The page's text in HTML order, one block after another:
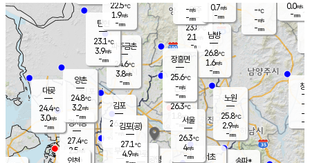
양주
23.8℃
2.1
-mm
경서동
27.4℃
2.5 m/s
-mm
파주금촌
24.6℃
3.8m/s
-mm
-℃
-m/s
-mm
대곶
24.4℃
3.0m/s
-mm
창
-
-m/
-
탄현
23.1℃
3.9m/s
-mm
0.0m/s
-mm
김포
26.6℃
-m/s
mm
광명
부천
양촌
24.8℃
3.2m/s
-mm
구로
은평
26.3℃
1.8 m/s
- mm
노원
25.8℃
2.9m/s
-mm
송파*
서초
남방
26.8℃
1.6m/s
-mm
장흥면
25.6℃
-m/s
-mm
-m/s
-mm
김포(공)
27.1℃
4.9m/s
인천
서울
26.3℃
4m/s
-mm
22.5℃
1.9m/s
-mm
0.7m/s
-mm